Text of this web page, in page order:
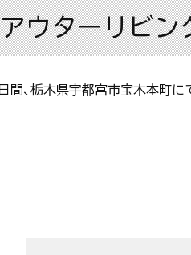
ウターリビ
3日間、栃木県宇都宮市宝木本